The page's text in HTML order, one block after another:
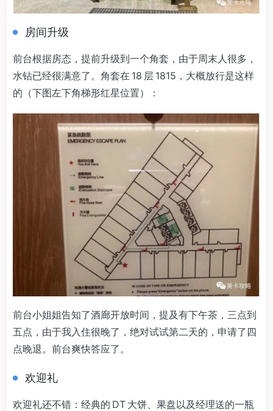
房间升级
前台根据房态，提前升级到一个角套，由于周末人很多，
水钻已经很满意了。角套在 18 层 1815，大概放行是这样
的（下图左下角梯形红星位置）：
前台小姐姐告知了酒廊开放时间，提及有下午茶，三点到
五点，由于我入住很晚了，绝对试试第二天的，申请了四
点晚退。前台爽快答应了。
欢迎礼
欢迎礼还不错：经典的 DT 大饼、果盘以及经理送的一瓶